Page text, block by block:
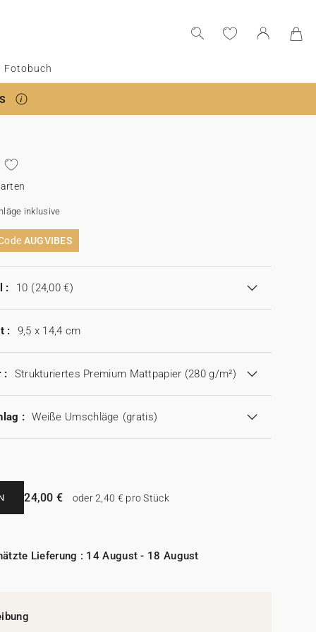
Fotobuch
inklusive
AUGVIBES
: 10 (24,00 €)
: 9,5 x 14,4 cm
: Strukturiertes Premium Mattpapier (280 g/m²)
: Weiße Umschläge (gratis)
24,00 € oder 2,40 € pro Stück
Lieferung : 14 August - 18 August